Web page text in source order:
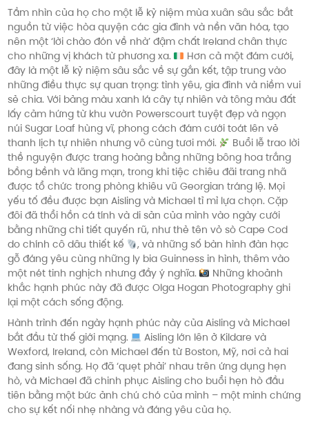
Tầm nhìn của họ cho một lễ kỷ niệm mùa xuân sâu sắc bắt
nguồn từ việc hòa quyện các gia đình và nền văn hóa, tạo
nên một ‘lời chào đón về nhà’ đậm chất Ireland chân thực
cho những vị khách từ phương xa.
Hơn cả một đám cưới,
đây là một lễ kỷ niệm sâu sắc về sự gắn kết, tập trung vào
những điều thực sự quan trọng: tình yêu, gia đình và niềm vui
sẻ chia. Với bảng màu xanh lá cây tự nhiên và tông màu đất
lấy cảm hứng từ khu vườn Powerscourt tuyệt đẹp và ngọn
núi Sugar Loaf hùng vĩ, phong cách đám cưới toát lên vẻ
thanh lịch tự nhiên nhưng vô cùng tươi mới.
Buổi lễ trao lời
thề nguyện được trang hoàng bằng những bông hoa trắng
bồng bềnh và lãng mạn, trong khi tiệc chiêu đãi trang nhã
được tổ chức trong phòng khiêu vũ Georgian tráng lệ. Mọi
yếu tố đều được bạn Aisling và Michael tỉ mỉ lựa chọn. Cặp
đôi đã thổi hồn cá tính và di sản của mình vào ngày cưới
bằng những chi tiết quyến rũ, như thẻ tên vỏ sò Cape Cod
do chính cô dâu thiết kế
, và những số bàn hình đàn hạc
gỗ đáng yêu cùng những ly bia Guinness in hình, thêm vào
một nét tinh nghịch nhưng đầy ý nghĩa.
Những khoảnh
khắc hạnh phúc này đã được Olga Hogan Photography ghi
lại một cách sống động.
Hành trình đến ngày hạnh phúc này của Aisling và Michael
bắt đầu từ thế giới mạng.
Aisling lớn lên ở Kildare và
Wexford, Ireland, còn Michael đến từ Boston, Mỹ, nơi cả hai
đang sinh sống. Họ đã ‘quẹt phải’ nhau trên ứng dụng hẹn
hò, và Michael đã chinh phục Aisling cho buổi hẹn hò đầu
tiên bằng một bức ảnh chú chó của mình – một minh chứng
cho sự kết nối nhẹ nhàng và đáng yêu của họ.